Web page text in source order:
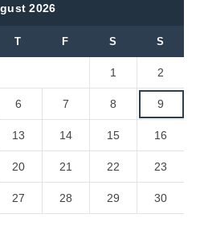
2026
T F S S
1 2
6 7 8 9
13 14 15 16
20 21 22 23
27 28 29 30